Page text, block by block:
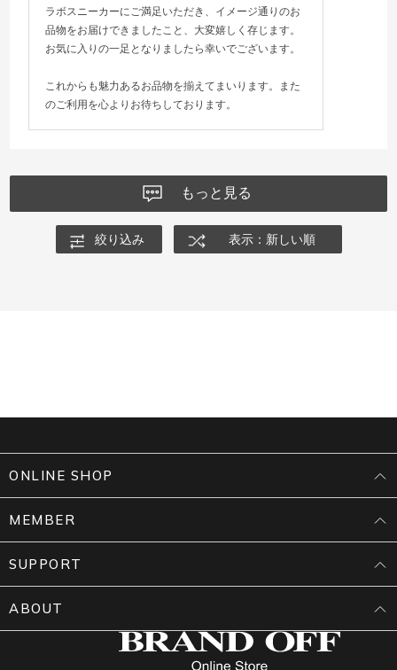
ラボスニーカーにご満足いただき、イメージ通りのお
品物をお届けできましたこと、大変嬉しく存じます。
お気に入りの一足となりましたら幸いでございます。
これからも魅力あるお品物を揃えてまいります。また
のご利用を心よりお待ちしております。
もっと見る
絞り込み 表示：新しい順
ONLINE SHOP
MEMBER
SUPPORT
ABOUT